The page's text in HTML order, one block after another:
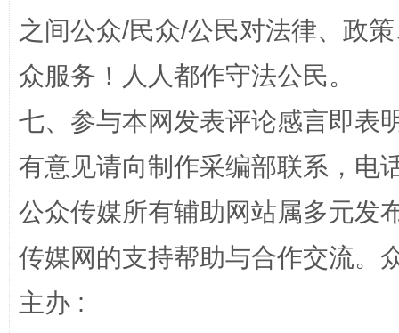
招工难、用工荒背后
网上购药对药下症？
之间公众/民众/公民对法律、政
众服务！人人都作守法公民。
七、参与本网发表评论感言即表
有意见请向制作采编部联系，电
公众传媒所有辅助网站属多元发
传媒网的支持帮助与合作交流。
主办 :